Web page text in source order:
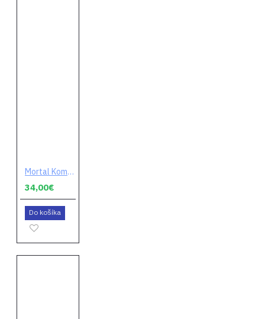
Mortal Kombat 11 (Ultimate Edition) (digitálny kód)
34,00€
Do košíka